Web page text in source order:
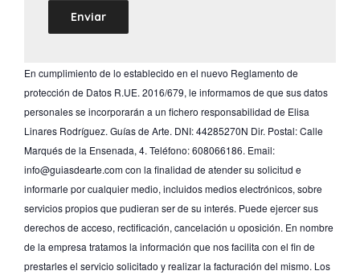
En cumplimiento de lo establecido en el nuevo Reglamento de
protección de Datos R.UE. 2016/679, le informamos de que sus datos
personales se incorporarán a un fichero responsabilidad de Elisa
Linares Rodríguez. Guías de Arte. DNI: 44285270N Dir. Postal: Calle
Marqués de la Ensenada, 4. Teléfono: 608066186. Email:
info@guiasdearte.com con la finalidad de atender su solicitud e
informarle por cualquier medio, incluidos medios electrónicos, sobre
servicios propios que pudieran ser de su interés. Puede ejercer sus
derechos de acceso, rectificación, cancelación u oposición. En nombre
de la empresa tratamos la información que nos facilita con el fin de
prestarles el servicio solicitado y realizar la facturación del mismo. Los